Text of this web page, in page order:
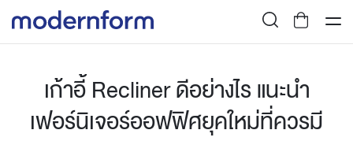
เก้าอี้ Recliner ดีอย่างไร แนะนำ
เฟอร์นิเจอร์ออฟฟิศยุคใหม่ที่ควรมี